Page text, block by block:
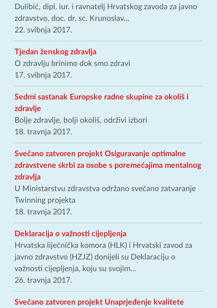
Dulibić, dipl. iur. i ravnatelj Hrvatskog zavoda za javno
zdravstvo, doc. dr. sc. Krunoslav...
22. svibnja 2017.
Tjedan ženskog zdravlja
O zdravlju brinimo dok smo zdravi
17. svibnja 2017.
Sedmi sastanak Europske radne skupine za okoliš i
zdravlje
Bolje zdravlje, bolji okoliš, održivi izbori
18. travnja 2017.
Svečano zatvoren projekt Osiguravanje optimalne
zdravstvene skrbi za osobe s poremećajima mentalnog
zdravlja
U Ministarstvu zdravstva održano svečano zatvaranje
Twinning projekta
18. travnja 2017.
Deklaracija o važnosti cijepljenja
Hrvatska liječnička komora (HLK) i Hrvatski zavod za
javno zdravstvo (HZJZ) donijeli su Deklaraciju o
važnosti cijepljenja, koju su svojim...
26. travnja 2017.
Svečano zatvoren projekt Unaprjeđenje kvalitete